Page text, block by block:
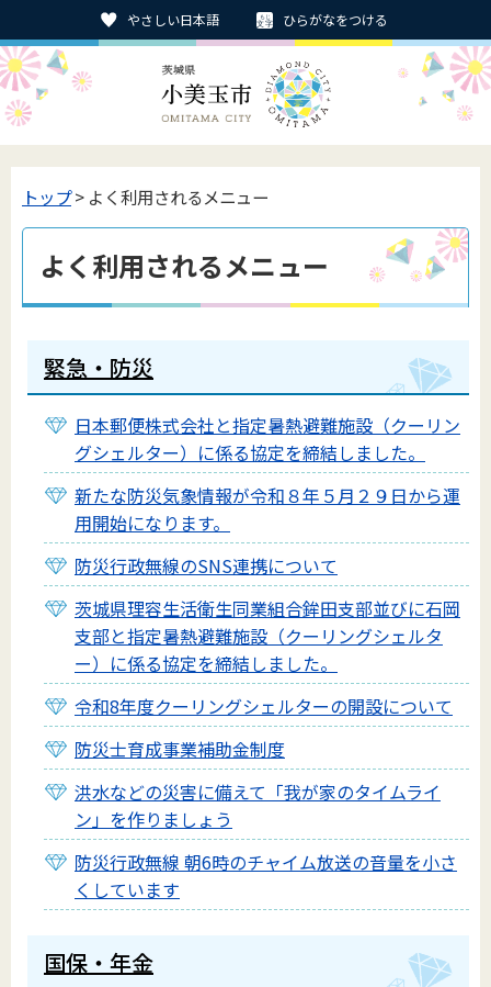
やさしい日本語 ひらがなをつける
トップ> よく利用されるメニュー
よく利用されるメニュー
緊急・防災
日本郵便株式会社と指定暑熱避難施設（クーリン
グシェルター）に係る協定を締結しました。
新たな防災気象情報が令和８年５月２９日から運
用開始になります。
防災行政無線のSNS連携について
茨城県理容生活衛生同業組合鉾田支部並びに石岡
支部と指定暑熱避難施設（クーリングシェルタ
ー）に係る協定を締結しました。
令和8年度クーリングシェルターの開設について
防災士育成事業補助金制度
洪水などの災害に備えて「我が家のタイムライ
ン」を作りましょう
防災行政無線 朝6時のチャイム放送の音量を小さ
くしています
国保・年金